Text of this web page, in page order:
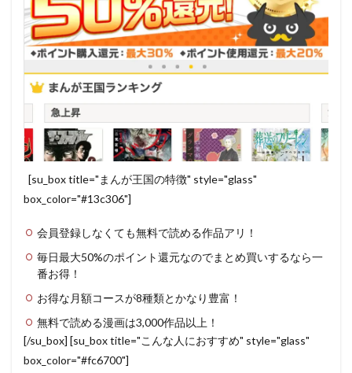
[su_box title="まんが王国の特徴" style="glass"
box_color="#13c306"]
会員登録しなくても無料で読める作品アリ！
毎日最大50%のポイント還元なのでまとめ買いするなら一
番お得！
お得な月額コースが8種類とかなり豊富！
無料で読める漫画は3,000作品以上！
[/su_box] [su_box title="こんな人におすすめ" style="glass"
box_color="#fc6700"]